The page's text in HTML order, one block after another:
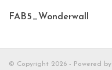
FAB5_Wonderwall
© Copyright 2026 - Powered by